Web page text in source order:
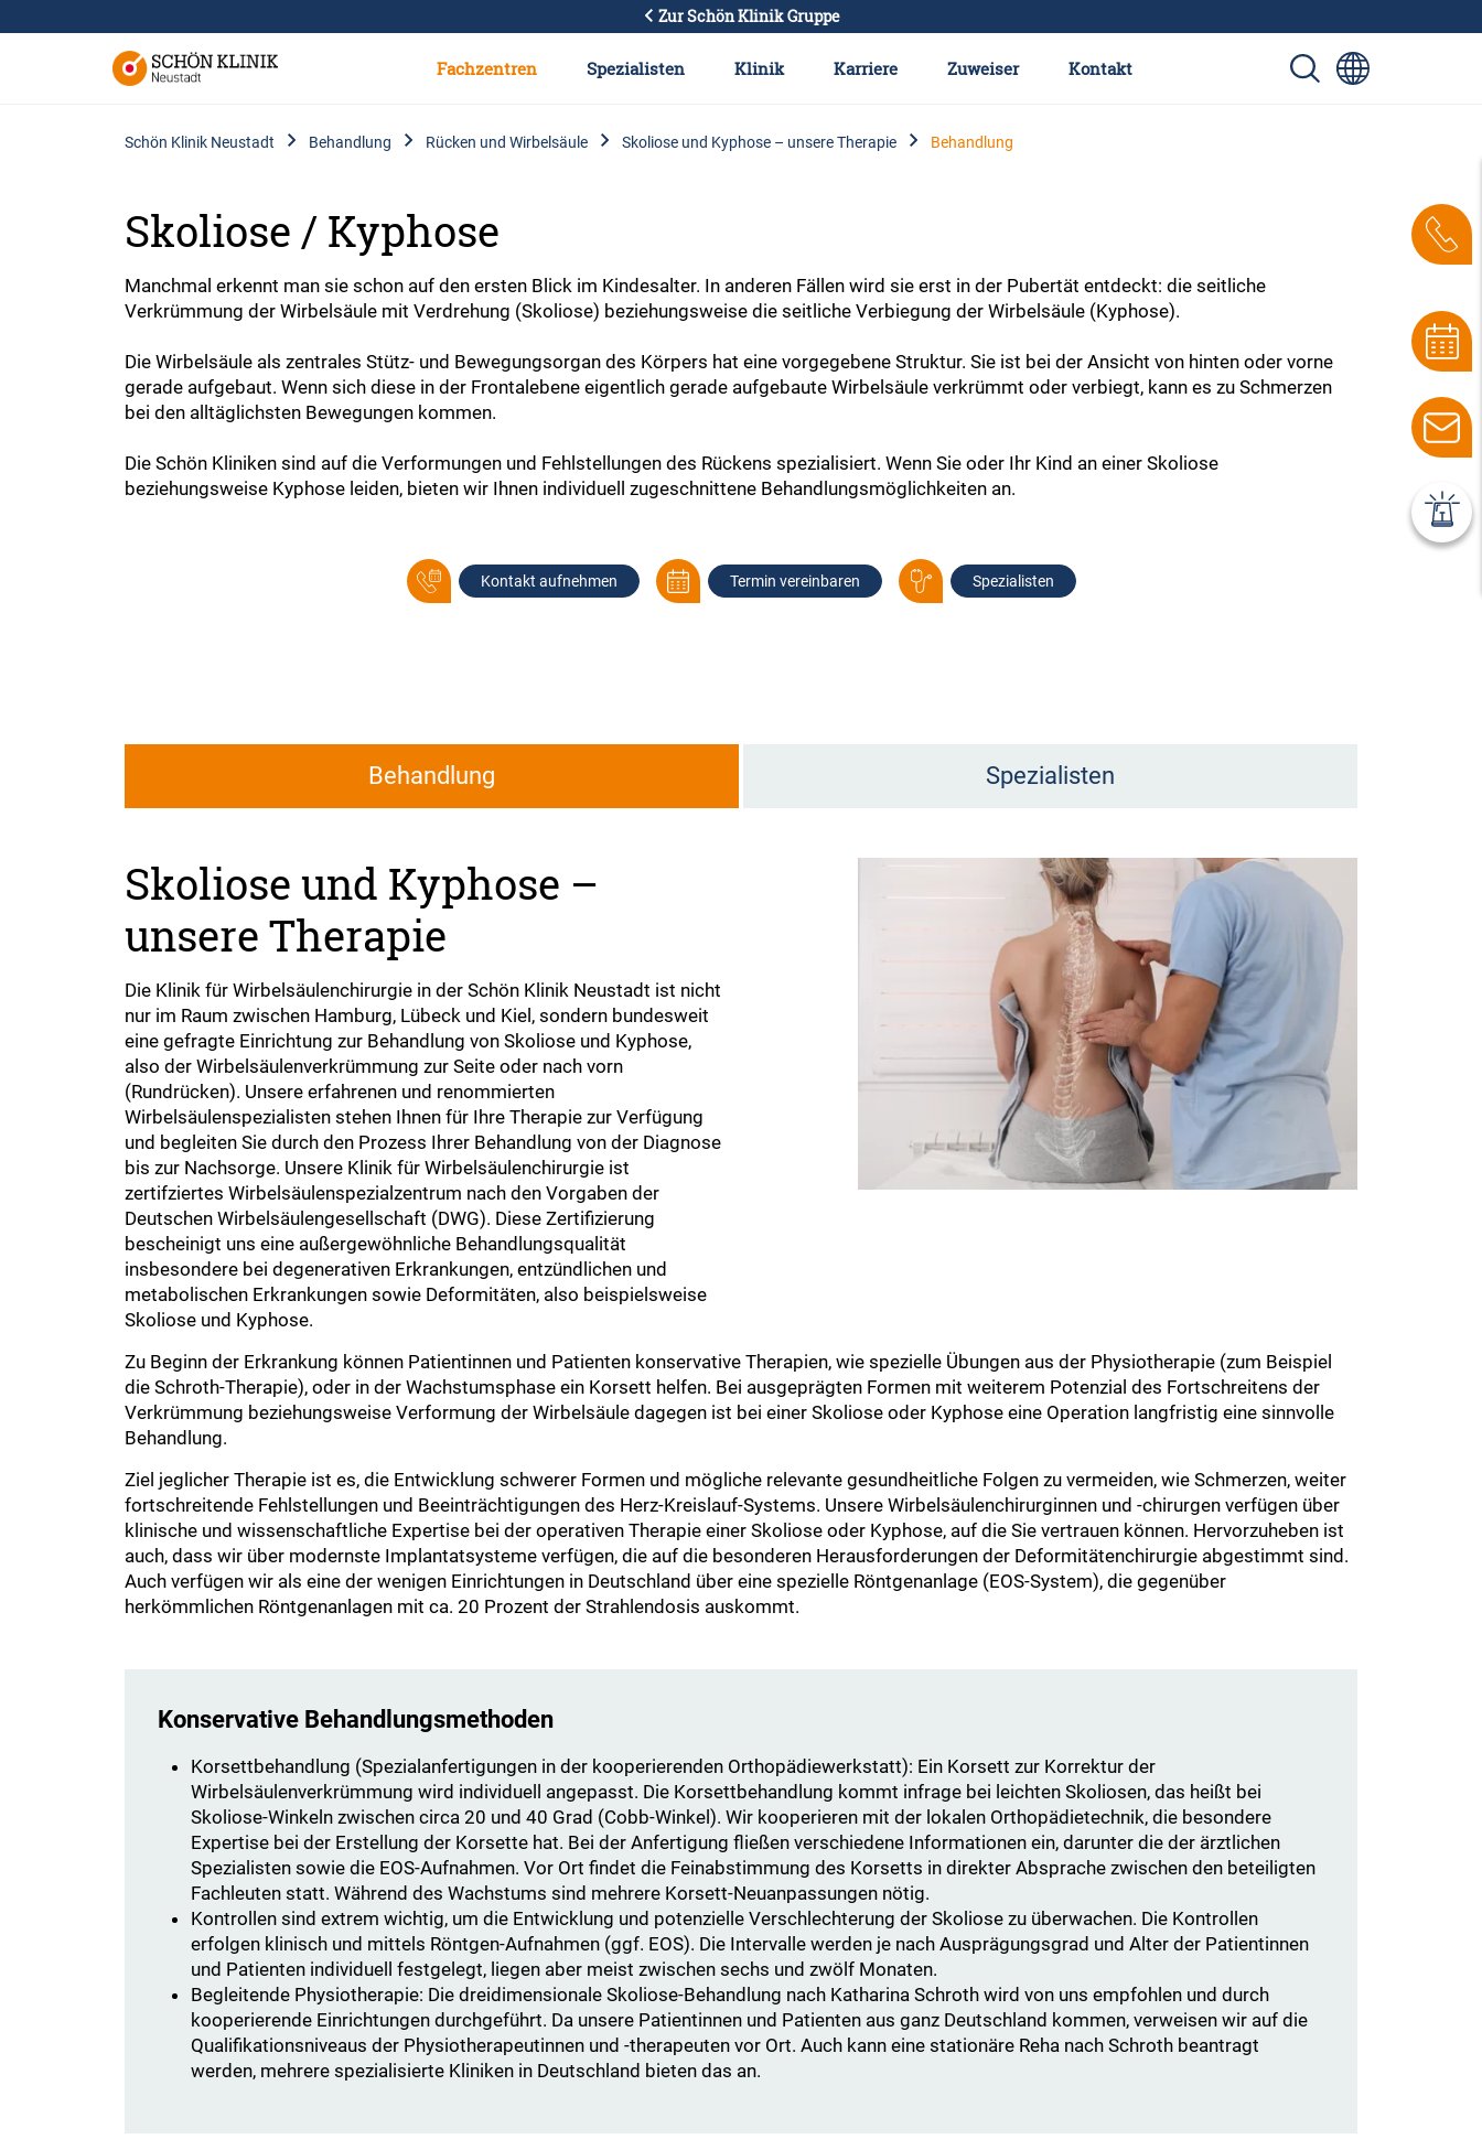
Zur Schön Klinik Gruppe
Fachzentren Spezialisten Klinik Karriere Zuweiser Kontakt
Schön Klinik Neustadt Behandlung Rücken und Wirbelsäule Skoliose und Kyphose – unsere Therapie Behandlung
Skoliose / Kyphose
Manchmal erkennt man sie schon auf den ersten Blick im Kindesalter. In anderen Fällen wird sie erst in der Pubertät entdeckt: die seitliche
Verkrümmung der Wirbelsäule mit Verdrehung (Skoliose) beziehungsweise die seitliche Verbiegung der Wirbelsäule (Kyphose).
Die Wirbelsäule als zentrales Stütz- und Bewegungsorgan des Körpers hat eine vorgegebene Struktur. Sie ist bei der Ansicht von hinten oder vorne
gerade aufgebaut. Wenn sich diese in der Frontalebene eigentlich gerade aufgebaute Wirbelsäule verkrümmt oder verbiegt, kann es zu Schmerzen
bei den alltäglichsten Bewegungen kommen.
Die Schön Kliniken sind auf die Verformungen und Fehlstellungen des Rückens spezialisiert. Wenn Sie oder Ihr Kind an einer Skoliose
beziehungsweise Kyphose leiden, bieten wir Ihnen individuell zugeschnittene Behandlungsmöglichkeiten an.
Kontakt aufnehmen Termin vereinbaren Spezialisten
Behandlung Spezialisten
Skoliose und Kyphose –
unsere Therapie
Die Klinik für Wirbelsäulenchirurgie in der Schön Klinik Neustadt ist nicht
nur im Raum zwischen Hamburg, Lübeck und Kiel, sondern bundesweit
eine gefragte Einrichtung zur Behandlung von Skoliose und Kyphose,
also der Wirbelsäulenverkrümmung zur Seite oder nach vorn
(Rundrücken). Unsere erfahrenen und renommierten
Wirbelsäulenspezialisten stehen Ihnen für Ihre Therapie zur Verfügung
und begleiten Sie durch den Prozess Ihrer Behandlung von der Diagnose
bis zur Nachsorge. Unsere Klinik für Wirbelsäulenchirurgie ist
zertifziertes Wirbelsäulenspezialzentrum nach den Vorgaben der
Deutschen Wirbelsäulengesellschaft (DWG). Diese Zertifizierung
bescheinigt uns eine außergewöhnliche Behandlungsqualität
insbesondere bei degenerativen Erkrankungen, entzündlichen und
metabolischen Erkrankungen sowie Deformitäten, also beispielsweise
Skoliose und Kyphose.
Zu Beginn der Erkrankung können Patientinnen und Patienten konservative Therapien, wie spezielle Übungen aus der Physiotherapie (zum Beispiel
die Schroth-Therapie), oder in der Wachstumsphase ein Korsett helfen. Bei ausgeprägten Formen mit weiterem Potenzial des Fortschreitens der
Verkrümmung beziehungsweise Verformung der Wirbelsäule dagegen ist bei einer Skoliose oder Kyphose eine Operation langfristig eine sinnvolle
Behandlung.
Ziel jeglicher Therapie ist es, die Entwicklung schwerer Formen und mögliche relevante gesundheitliche Folgen zu vermeiden, wie Schmerzen, weiter
fortschreitende Fehlstellungen und Beeinträchtigungen des Herz-Kreislauf-Systems. Unsere Wirbelsäulenchirurginnen und -chirurgen verfügen über
klinische und wissenschaftliche Expertise bei der operativen Therapie einer Skoliose oder Kyphose, auf die Sie vertrauen können. Hervorzuheben ist
auch, dass wir über modernste Implantatsysteme verfügen, die auf die besonderen Herausforderungen der Deformitätenchirurgie abgestimmt sind.
Auch verfügen wir als eine der wenigen Einrichtungen in Deutschland über eine spezielle Röntgenanlage (EOS-System), die gegenüber
herkömmlichen Röntgenanlagen mit ca. 20 Prozent der Strahlendosis auskommt.
Konservative Behandlungsmethoden
Korsettbehandlung (Spezialanfertigungen in der kooperierenden Orthopädiewerkstatt): Ein Korsett zur Korrektur der
Wirbelsäulenverkrümmung wird individuell angepasst. Die Korsettbehandlung kommt infrage bei leichten Skoliosen, das heißt bei
Skoliose-Winkeln zwischen circa 20 und 40 Grad (Cobb-Winkel). Wir kooperieren mit der lokalen Orthopädietechnik, die besondere
Expertise bei der Erstellung der Korsette hat. Bei der Anfertigung fließen verschiedene Informationen ein, darunter die der ärztlichen
Spezialisten sowie die EOS-Aufnahmen. Vor Ort findet die Feinabstimmung des Korsetts in direkter Absprache zwischen den beteiligten
Fachleuten statt. Während des Wachstums sind mehrere Korsett-Neuanpassungen nötig.
Kontrollen sind extrem wichtig, um die Entwicklung und potenzielle Verschlechterung der Skoliose zu überwachen. Die Kontrollen
erfolgen klinisch und mittels Röntgen-Aufnahmen (ggf. EOS). Die Intervalle werden je nach Ausprägungsgrad und Alter der Patientinnen
und Patienten individuell festgelegt, liegen aber meist zwischen sechs und zwölf Monaten.
Begleitende Physiotherapie: Die dreidimensionale Skoliose-Behandlung nach Katharina Schroth wird von uns empfohlen und durch
kooperierende Einrichtungen durchgeführt. Da unsere Patientinnen und Patienten aus ganz Deutschland kommen, verweisen wir auf die
Qualifikationsniveaus der Physiotherapeutinnen und -therapeuten vor Ort. Auch kann eine stationäre Reha nach Schroth beantragt
werden, mehrere spezialisierte Kliniken in Deutschland bieten das an.